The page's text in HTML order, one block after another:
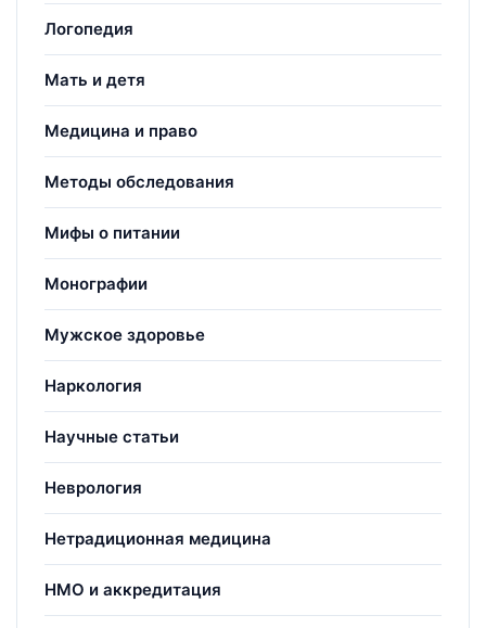
Логопедия
Мать и детя
Медицина и право
Методы обследования
Мифы о питании
Монографии
Мужское здоровье
Наркология
Научные статьи
Неврология
Нетрадиционная медицина
НМО и аккредитация